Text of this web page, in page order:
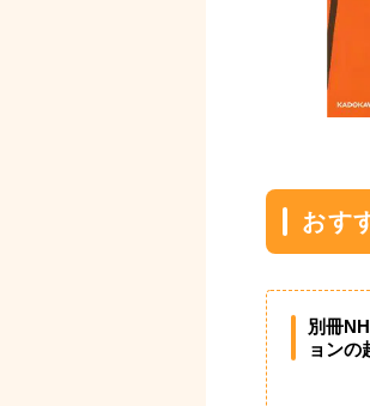
おす
別冊
ョン